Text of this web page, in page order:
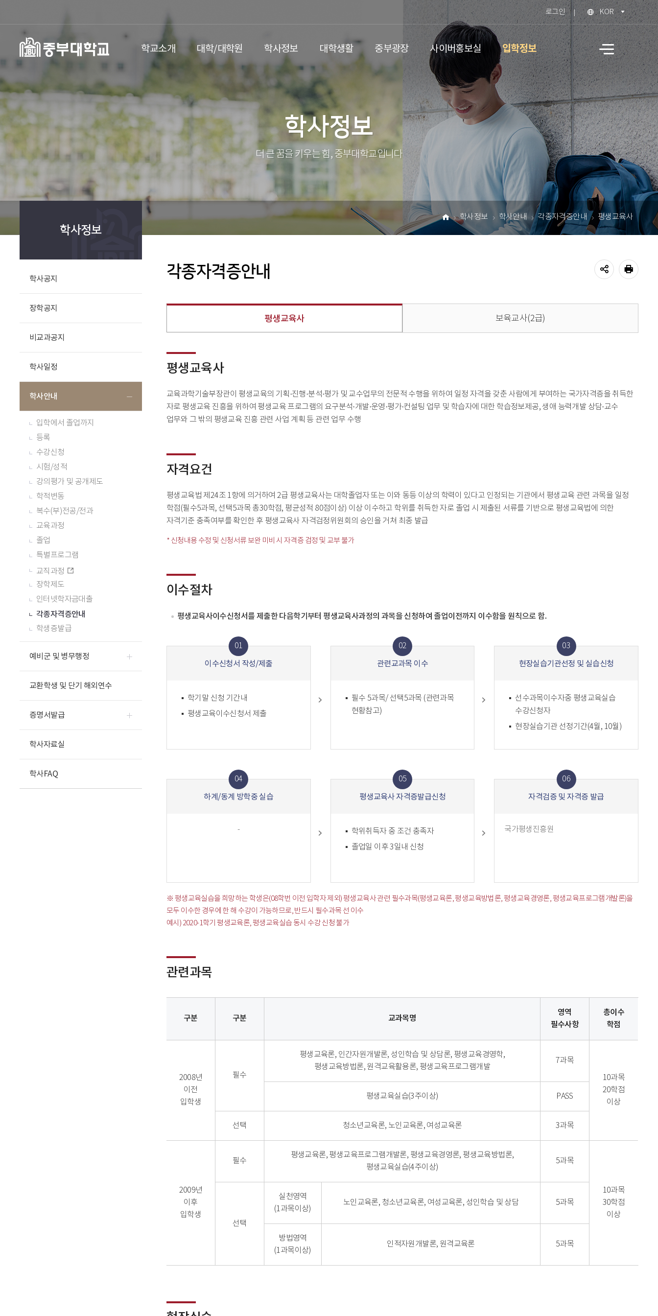
로그인 KOR
학교소개 대학/대학원 학사정보 대학생활 중부광장 사이버홍보실 입학정보
사
이
트
맵
학사정보
더 큰 꿈을 키우는 힘, 중부대학교입니다
학사정보
학사공지
장학공지
비교과공지
학사일정
학사안내
입학에서 졸업까지
등록
수강신청
시험/성적
강의평가 및 공개제도
학적변동
복수(부)전공/전과
교육과정
졸업
특별프로그램
교직과정
장학제도
인터넷학자금대출
각종자격증안내
학생증발급
예비군 및 병무행정
교환학생 및 단기 해외연수
증명서발급
학사자료실
학사FAQ
각종자격증안내
학사정보 학사안내 각종자격증안내 평생교육사
평생교육사 보육교사(2급)
평생교육사
교육과학기술부장관이 평생교육의 기획·진행·분석·평가 및 교수업무의 전문적 수행을 위하여 일정 자격을 갖춘 사람에게 부여하는 국가자격증을 취득한
자로 평생교육 진흥을 위하여 평생교육 프로그램의 요구분석·개발·운영·평가·컨설팅 업무 및 학습자에 대한 학습정보제공, 생애 능력개발 상담·교수
업무와 그 밖의 평생교육 진흥 관련 사업 계획 등 관련 업무 수행
자격요건
평생교육법 제24조 1항에 의거하여 2급 평생교육사는 대학졸업자 또는 이와 동등 이상의 학력이 있다고 인정되는 기관에서 평생교육 관련 과목을 일정
학점(필수5과목, 선택5과목 총30학점, 평균성적 80점이상) 이상 이수하고 학위를 취득한 자로 졸업 시 제출된 서류를 기반으로 평생교육법에 의한
자격기준 충족여부를 확인한 후 평생교육사 자격검정위원회의 승인을 거쳐 최종 발급
* 신청내용 수정 및 신청서류 보완 미비 시 자격증 검정 및 교부 불가
이수절차
평생교육사이수신청서를 제출한 다음학기부터 평생교육사과정의 과목을 신청하여 졸업이전까지 이수함을 원칙으로 함.
01
이수신청서 작성/제출
학기말 신청 기간내
평생교육이수신청서 제출
02
관련교과목 이수
필수 5과목/ 선택5과목 (관련과목
현황참고)
03
현장실습기관선정 및 실습신청
선수과목이수자중 평생교육실습
수강신청자
현장실습기관 선정기간(4월, 10월)
04
하계/동계 방학중 실습
-
05
평생교육사 자격증발급신청
학위취득자 중 조건 충족자
졸업일 이후 3일내 신청
06
자격검증 및 자격증 발급
국가평생진흥원
※ 평생교육실습을 희망하는 학생은(08학번 이전 입학자 제외) 평생교육사 관련 필수과목(평생교육론, 평생교육방법론, 평생교육경영론, 평생교육프로그램개발론)을
모두 이수한 경우에 한 해 수강이 가능하므로, 반드시 필수과목 선 이수
예시) 2020-1학기 평생교육론, 평생교육실습 동시 수강 신청 불가
관련과목
구분,
교과목명,
영역필수사항,
구분 구분 교과목명
영역
필수사항
총이수
학점
2008년
이전
입학생
필수
평생교육론, 인간자원개발론, 성인학습 및 상담론, 평생교육경영학,
평생교육방법론, 원격교육활용론, 평생교육프로그램개발
7과목
10과목
20학점
이상
평생교육실습(3주이상) PASS
선택 청소년교육론, 노인교육론, 여성교육론 3과목
2009년
이후
입학생
필수
평생교육론, 평생교육프로그램개발론, 평생교육경영론, 평생교육방법론,
평생교육실습(4주이상)
5과목
10과목
30학점
이상
선택
실천영역
(1과목이상)
노인교육론, 청소년교육론, 여성교육론, 성인학습 및 상담 5과목
방법영역
(1과목이상)
인적자원개발론, 원격교육론 5과목